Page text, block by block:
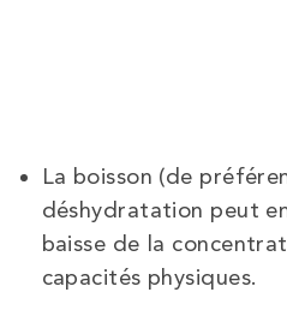
La boisson (de
déshydratation peut
baisse de la
capacités physiques.